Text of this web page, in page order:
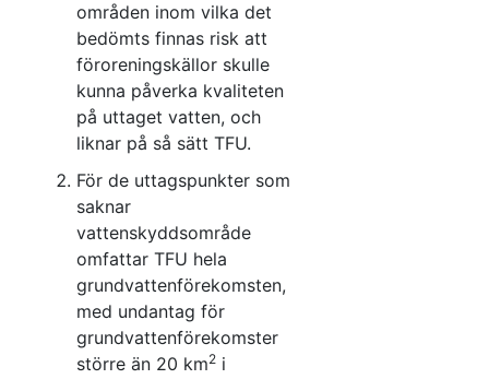
områden inom vilka det
bedömts finnas risk att
föroreningskällor skulle
kunna påverka kvaliteten
på uttaget vatten, och
liknar på så sätt TFU.
För de uttagspunkter som
saknar
vattenskyddsområde
omfattar TFU hela
grundvattenförekomsten,
med undantag för
grundvattenförekomster
större än 20 km2 i